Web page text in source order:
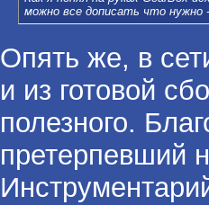
можно все дописать что
Опять же, в
и из готовой
полезного.
претерпевший